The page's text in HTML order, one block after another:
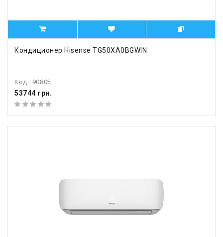
Кондиционер Hisense TG50XA0BGWIN
Код: 90805
53744 грн.